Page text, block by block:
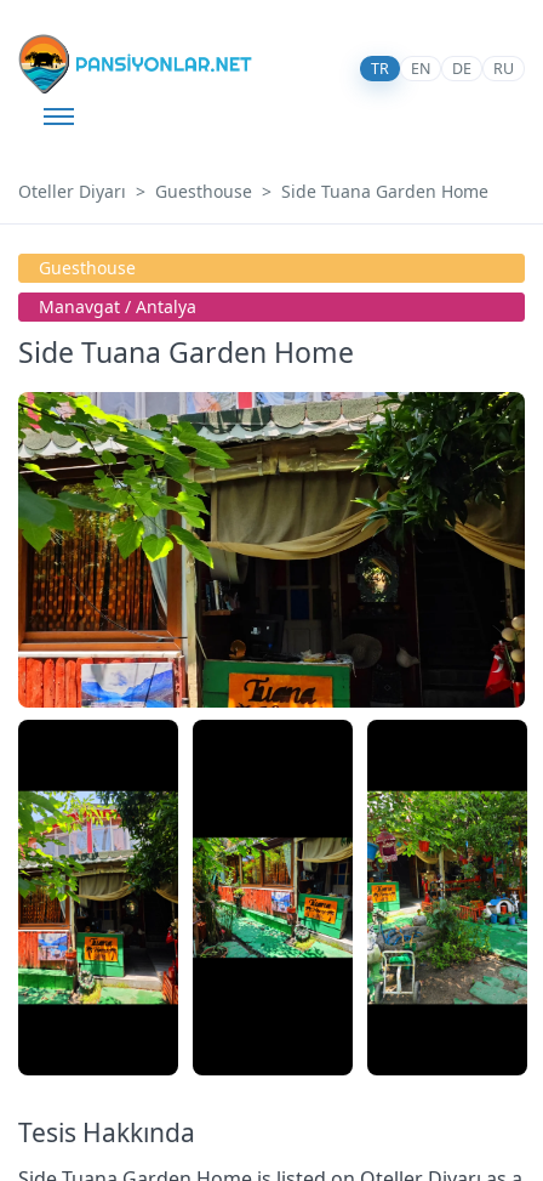
TR EN DE RU
Oteller Diyarı Guesthouse Side Tuana Garden Home
Guesthouse
Manavgat / Antalya
Side Tuana Garden Home
Tesis Hakkında